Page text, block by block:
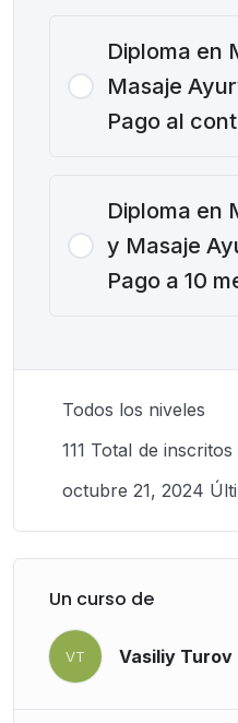
Diploma en
Masaje
Pago al
Diploma en
y Masaje
Pago a 10
Todos los niveles
111 TotaI de inscritos
octubre 21, 2024
Un curso de
VT Vasiliy Turov